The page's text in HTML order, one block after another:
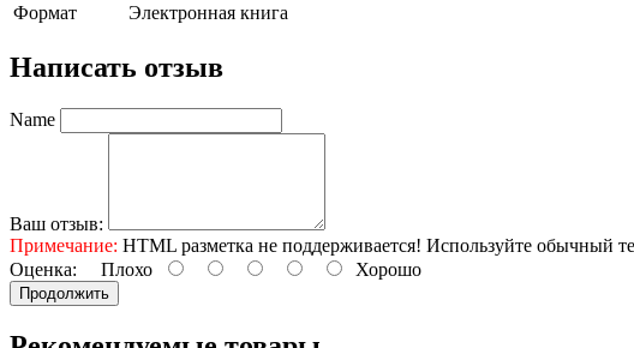
Формат
Электронная книга
Написать отзыв
Name
Ваш отзыв:
Примечание: HTML разметка не поддерживается! Используйте обычный
Оценка: Плохо Хорошо
Продолжить